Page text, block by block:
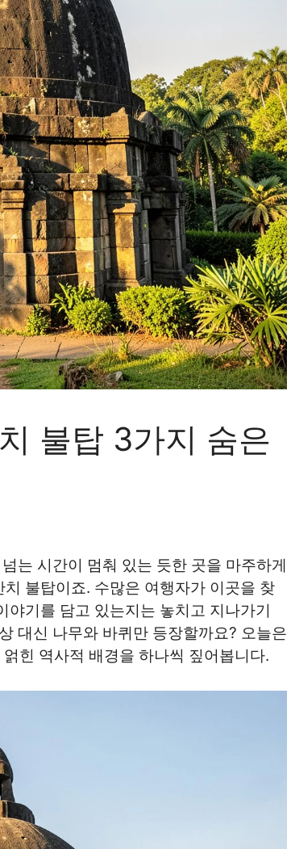
불탑 3가지 숨은
는 시간이 멈춰 있는 듯한 곳을 마주하게
불탑이죠. 수많은 여행자가 이곳을 찾
기를 담고 있는지는 놓치고 지나가기
대신 나무와 바퀴만 등장할까요? 오늘은
힌 역사적 배경을 하나씩 짚어봅니다.